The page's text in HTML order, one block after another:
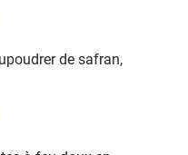
de safran,